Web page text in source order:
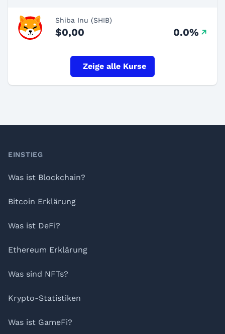
Shiba Inu (SHIB)
$0,00 0.0%
Zeige alle Kurse
Footer
EINSTIEG
Was ist Blockchain?
Bitcoin Erklärung
Was ist DeFi?
Ethereum Erklärung
Was sind NFTs?
Krypto-Statistiken
Was ist GameFi?